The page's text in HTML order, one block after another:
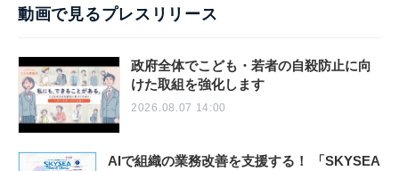
動画で見るプレスリリース
政府全体でこども・若者の自殺防止に向
けた取組を強化します
2026.08.07 14:00
AIで組織の業務改善を支援する！ 「SKYSEA